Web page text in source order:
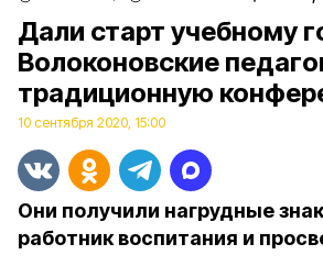
Дали старт учебному
Волоконовские
традиционную
10 сентября 2020, 15:00
Они получили нагрудные
работник воспитания и